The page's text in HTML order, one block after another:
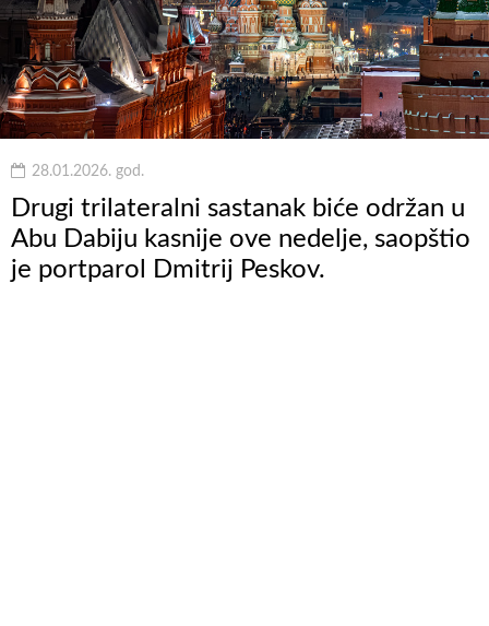
28.01.2026. god.
Drugi trilateralni sastanak biće održan u
Abu Dabiju kasnije ove nedelje, saopštio
je portparol Dmitrij Peskov.